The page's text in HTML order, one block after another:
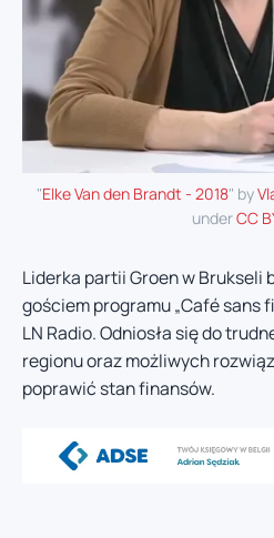
"Elke Van den Brandt - 2018" by
underCC
Liderka partii Groen w Brukseli
gościem programu „Café sans
LN Radio. Odniosła się do
regionu oraz możliwych
poprawić stan finansów.